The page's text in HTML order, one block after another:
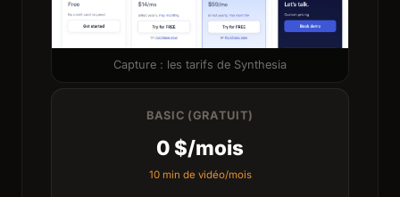
Capture : les tarifs de Synthesia
BASIC (GRATUIT)
0 $/mois
10 min de vidéo/mois